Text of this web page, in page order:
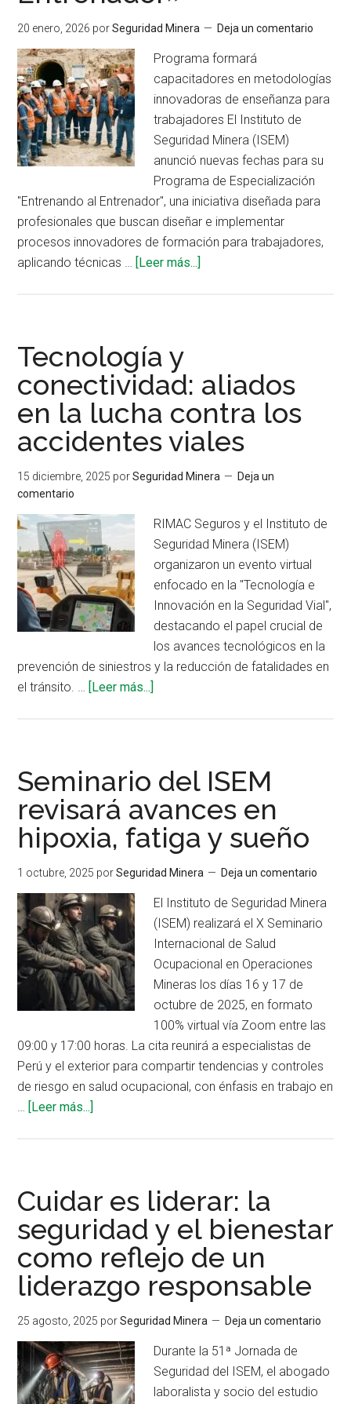
Seminario
Internacional
del
ISEM
20 enero, 2026 porSeguridad Minera Deja un comentario
Programa formará
capacitadores en metodologías
innovadoras de enseñanza para
trabajadores El Instituto de
Seguridad Minera (ISEM)
anunció nuevas fechas para su
Programa de Especialización
"Entrenando al Entrenador", una iniciativa diseñada para
profesionales que buscan diseñar e implementar
procesos innovadores de formación para trabajadores,
aplicando técnicas … [Leer más...]
fechas
para
el
«Entrenando
Entrenador»
Tecnología y
conectividad: aliados
en la lucha contra los
accidentes viales
15 diciembre, 2025 porSeguridad Minera
Deja un
comentario
RIMAC Seguros y el Instituto de
Seguridad Minera (ISEM)
organizaron un evento virtual
enfocado en la "Tecnología e
Innovación en la Seguridad Vial",
destacando el papel crucial de
los avances tecnológicos en la
prevención de siniestros y la reducción de fatalidades en
el tránsito. … [Leer más...]
conectividad:
aliados
en
la
lucha
contra
accidentes
viales
Seminario del ISEM
revisará avances en
hipoxia, fatiga y sueño
1 octubre, 2025 porSeguridad Minera Deja un comentario
El Instituto de Seguridad Minera
(ISEM) realizará el X Seminario
Internacional de Salud
Ocupacional en Operaciones
Mineras los días 16 y 17 de
octubre de 2025, en formato
100% virtual vía Zoom entre las
09:00 y 17:00 horas. La cita reunirá a especialistas de
Perú y el exterior para compartir tendencias y controles
de riesgo en salud ocupacional, con énfasis en trabajo en
… [Leer más...]
revisará
avances
en
hipoxia,
fatiga
sueño
Cuidar es liderar: la
seguridad y el bienestar
como reflejo de un
liderazgo responsable
25 agosto, 2025 porSeguridad Minera Deja un comentario
Durante la 51ª Jornada de
Seguridad del ISEM, el abogado
laboralista y socio del estudio